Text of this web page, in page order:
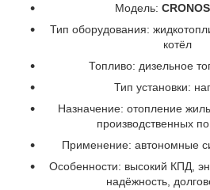
Модель:
Тип оборудования:
котёл
Топливо: дизельное
Тип установки:
Назначение: отопление
производственных
Применение: автономные
Особенности: высокий КПД,
надёжность,